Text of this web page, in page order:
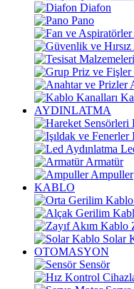
Diafon
Pano
AYDINLATMA
Armatür
Ampuller
KABLO
Solar
OTOMASYON
Sensör